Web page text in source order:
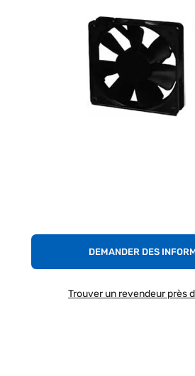
DEMANDER DES
Trouver un revendeur près